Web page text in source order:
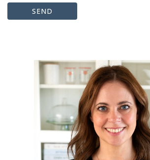
SEND